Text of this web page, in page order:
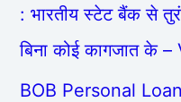
: भारतीय स्टेट बैंक से
बिना कोई कागजात के
BOB Personal